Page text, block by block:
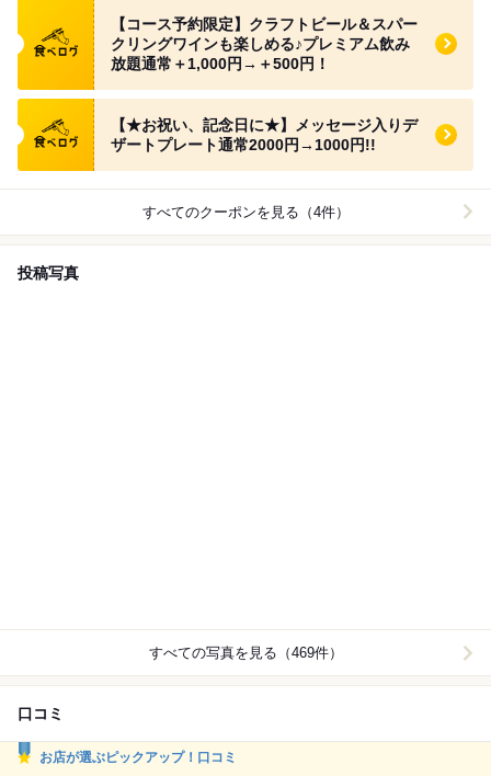
食べログ クーポン
【コース予約限定】クラフトビール＆スパー
クリングワインも楽しめる♪プレミアム飲み
放題通常＋1,000円→＋500円！
食べログ クーポン
【★お祝い、記念日に★】メッセージ入りデ
ザートプレート通常2000円→1000円!!
すべてのクーポンを見る（4件）
投稿写真
すべての写真を見る（469件）
口コミ
お店が選ぶピックアップ！口コミ